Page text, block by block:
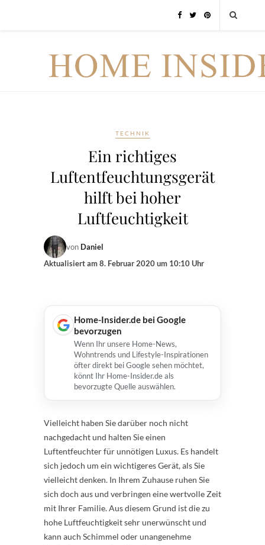
TECHNIK
Ein richtiges
Luftentfeuchtungsgerät
hilft bei hoher
Luftfeuchtigkeit
von Daniel
Aktualisiert am8. Februar 2020 um 10:10 Uhr
Home-Insider.de bei Google
bevorzugen
Wenn Ihr unsere Home-News,
Wohntrends und Lifestyle-Inspirationen
öfter direkt bei Google sehen möchtet,
könnt Ihr Home-Insider.de als
bevorzugte Quelle auswählen.
Vielleicht haben Sie darüber noch nicht
nachgedacht und halten Sie einen
Luftentfeuchter für unnötigen Luxus. Es handelt
sich jedoch um ein wichtigeres Gerät, als Sie
vielleicht denken. In Ihrem Zuhause ruhen Sie
sich doch aus und verbringen eine wertvolle Zeit
mit Ihrer Familie. Aus diesem Grund ist die zu
hohe Luftfeuchtigkeit sehr unerwünscht und
kann auch Schimmel oder unangenehme